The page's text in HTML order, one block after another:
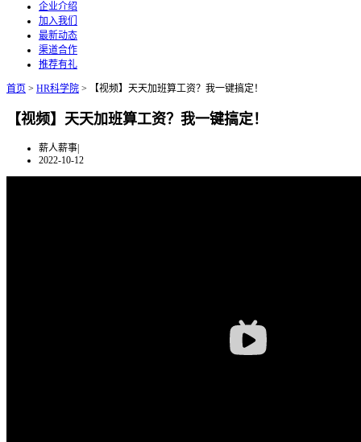
企业介绍
加入我们
最新动态
渠道合作
推荐有礼
首页 > HR科学院 > 【视频】天天加班算工资？我一键搞定！
【视频】天天加班算工资？我一键搞定！
薪人薪事|
2022-10-12